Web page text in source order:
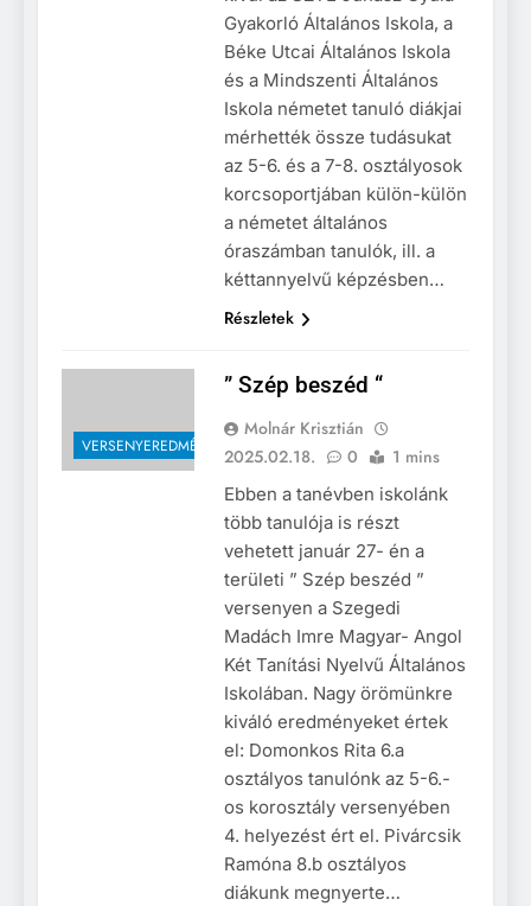
Gyakorló Általános Iskola, a
Béke Utcai Általános Iskola
és a Mindszenti Általános
Iskola németet tanuló diákjai
mérhették össze tudásukat
az 5-6. és a 7-8. osztályosok
korcsoportjában külön-külön
a németet általános
óraszámban tanulók, ill. a
kéttannyelvű képzésben…
Részletek
VERSENYEREDMÉNYEK
” Szép beszéd “
Molnár Krisztián
2025.02.18.
0 1 mins
Ebben a tanévben iskolánk
több tanulója is részt
vehetett január 27- én a
területi ” Szép beszéd ”
versenyen a Szegedi
Madách Imre Magyar- Angol
Két Tanítási Nyelvű Általános
Iskolában. Nagy örömünkre
kiváló eredményeket értek
el: Domonkos Rita 6.a
osztályos tanulónk az 5-6.-
os korosztály versenyében
4. helyezést ért el. Pivárcsik
Ramóna 8.b osztályos
diákunk megnyerte…